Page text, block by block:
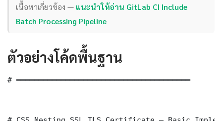
เนื้อหาเกี่ยวข้อง — แนะนำให้อ่าน GitLab CI Include
Batch Processing Pipeline
ตัวอย่างโค้ดพื้นฐาน
# ═══════════════════════════════════════